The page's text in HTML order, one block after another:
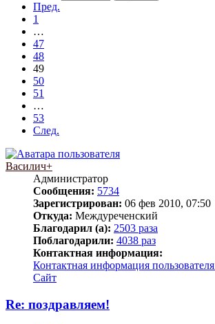
Пред.
1
…
47
48
49
50
51
…
53
След.
Василич+
Администратор
Сообщения: 5734
Зарегистрирован: 06 фев 2010, 07:50
Откуда: Междуреченский
Благодарил (а): 2503 раза
Поблагодарили: 4038 раз
Контактная информация:
Контактная информация
Сайт
Re: поздравляем!